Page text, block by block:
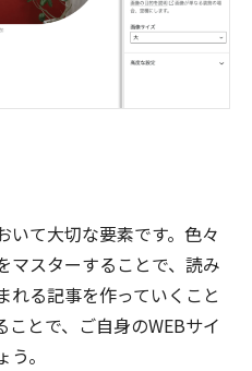
いて大切な要素です。色々
マスターすることで、読み
れる記事を作っていくこと
とで、ご自身のWEBサイ
。